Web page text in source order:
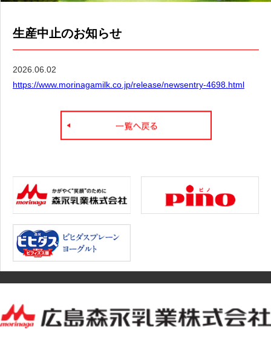
生産中止のお知らせ
2026.06.02
https://www.morinagamilk.co.jp/release/newsentry-4698.html